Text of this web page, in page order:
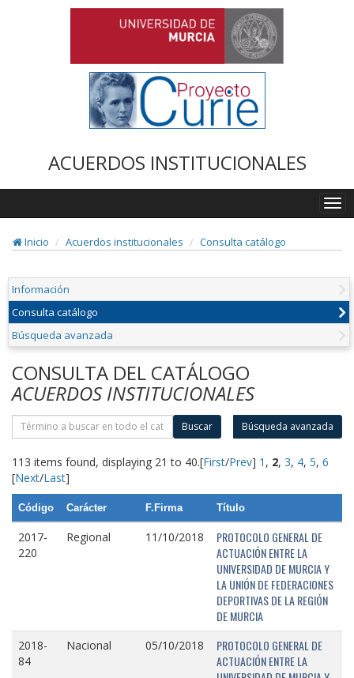
ACUERDOS INSTITUCIONALES
Inicio
Acuerdos institucionales Consulta catálogo
Información
Consulta catálogo
Búsqueda avanzada
CONSULTA DEL CATÁLOGO
ACUERDOS INSTITUCIONALES
Buscar Búsqueda avanzada
113 items found, displaying 21 to 40.[First/Prev] 1 , 2, 3, 4, 5, 6
[Next/Last]
Código Carácter F.Firma Título
2017-
220
Regional 11/10/2018
PROTOCOLO GENERAL DE
ACTUACIÓN ENTRE LA
UNIVERSIDAD DE MURCIA Y
LA UNIÓN DE FEDERACIONES
DEPORTIVAS DE LA REGIÓN
DE MURCIA
2018-
84
Nacional 05/10/2018
PROTOCOLO GENERAL DE
ACTUACIÓN ENTRE LA